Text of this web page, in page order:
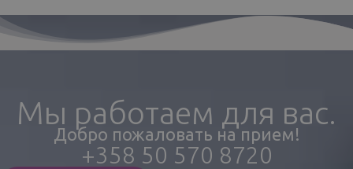
Мы работаем для вас.
Добро пожаловать на прием!
+358 50 570 8720